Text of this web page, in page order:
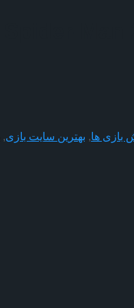
بازی ها, بهترین سایت بازی,